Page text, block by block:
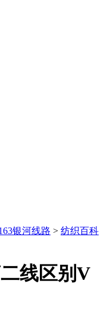
银河线路 > 纺织百科
线区别V